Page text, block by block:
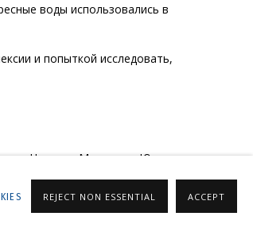
воды использовались в
и попыткой исследовать,
Наталья Менякина, Юлия
REJECT NON ESSENTIAL ACCEPT